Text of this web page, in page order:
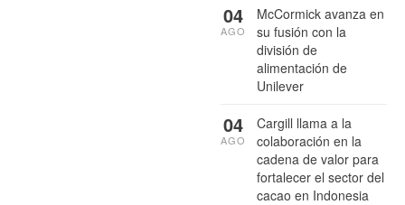
McCormick avanza en
su fusión con la
división de
alimentación de
Unilever
04
AGO
Cargill llama a la
colaboración en la
cadena de valor para
fortalecer el sector del
cacao en Indonesia
04
AGO